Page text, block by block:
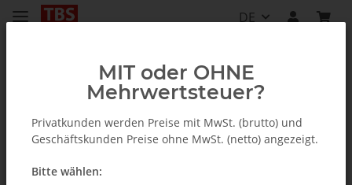
DE
TV Tuner für PC (intern / extern)
MIT oder OHNE
Mehrwertsteuer?
Privatkunden werden Preise mit MwSt. (brutto) und
Geschäftskunden Preise ohne MwSt. (netto) angezeigt.
Bitte wählen: